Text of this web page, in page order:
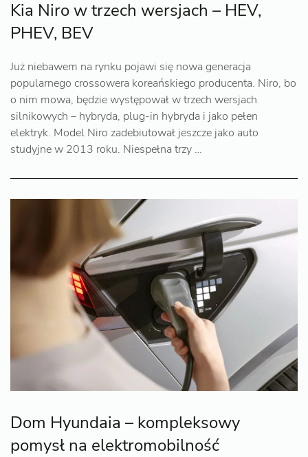
Kia Niro w trzech wersjach – HEV,
PHEV, BEV
Już niebawem na rynku pojawi się nowa generacja
popularnego crossowera koreańskiego producenta. Niro, bo
o nim mowa, będzie występował w trzech wersjach
silnikowych – hybryda, plug-in hybryda i jako pełen
elektryk. Model Niro zadebiutował jeszcze jako auto
studyjne w 2013 roku. Niespełna trzy …
Dom Hyundaia – kompleksowy
pomysł na elektromobilność